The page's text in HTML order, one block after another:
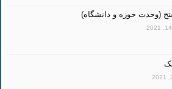
(وحدت حوزه و دانشگاه)